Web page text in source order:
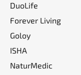
DuoLife
Forever Living
Goloy
ISHA
NaturMedic